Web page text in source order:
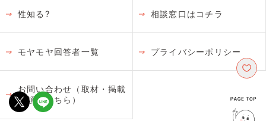
性知る? 相談窓口はコチラ
モヤモヤ回答者一覧 プライバシーポリシー
お問い合わせ（取材・掲載
依頼はこちら）